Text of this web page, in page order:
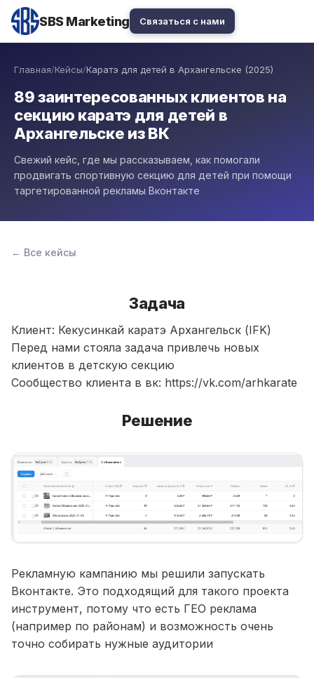
SBS Marketing Связаться с нами
Главная/Кейсы/Каратэ для детей в Архангельске (2025)
89 заинтересованных клиентов на
секцию каратэ для детей в
Архангельске из ВК
Свежий кейс, где мы рассказываем, как помогали
продвигать спортивную секцию для детей при помощи
таргетированной рекламы Вконтакте
← Все кейсы
Задача
Клиент: Кекусинкай каратэ Архангельск (IFK)
Перед нами стояла задача привлечь новых
клиентов в детскую секцию
Сообщество клиента в вк: https://vk.com/arhkarate
Решение
Рекламную кампанию мы решили запускать
Вконтакте. Это подходящий для такого проекта
инструмент, потому что есть ГЕО реклама
(например по районам) и возможность очень
точно собирать нужные аудитории